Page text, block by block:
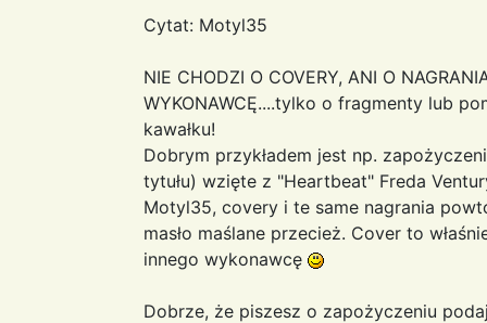
Cytat: Motyl35
NIE CHODZI O COVERY, ANI O
WYKONAWCĘ....tylko o fragmenty lub
kawałku!
Dobrym przykładem jest np.
tytułu) wzięte z "Heartbeat" Freda
Motyl35, covery i te same nagrania
masło maślane przecież. Cover to
innego wykonawcę
Dobrze, że piszesz o zapożyczeniu